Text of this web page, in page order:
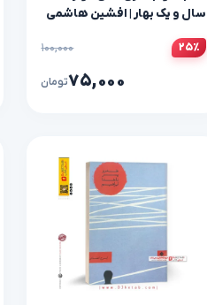
سال و یک بهار | افشین هاشمی
۲۵٪ ۱۰۰,۰۰۰
۷۵,۰۰۰تومان